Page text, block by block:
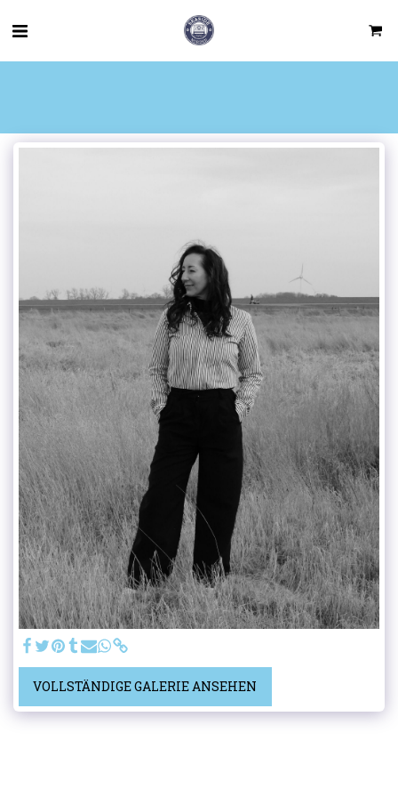
VOLLSTÄNDIGE GALERIE ANSEHEN